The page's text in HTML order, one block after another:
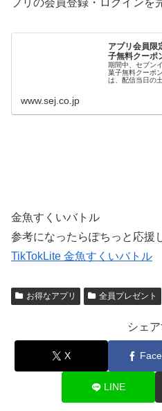
プリの会員登録・ログインを
アプリ会員限
子無料クーポ
期間中、セブン
菓子無料クーポ
は、配信当日の
www.sej.co.jp
金魚すくいバトル
参考になったらぽちっと応援
TikTokLite 金魚すくいバトル
お得なアプリ 全員プレゼント
シェ
X
LINE